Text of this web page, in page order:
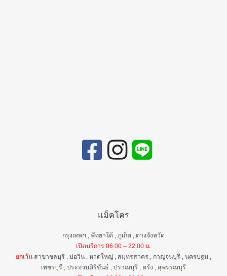
แม็คโคร
กรุงเทพฯ , พัทยาใต้ , ภูเก็ต , ต่างจังหวัด
เปิดบริการ 06.00 – 22.00 น.
ยกเว้น สาขาชลบุรี , บ่อวิน , หาดใหญ่ , สมุทรสาคร , กาญจนบุรี , นครปฐม ,
เพชรบุรี , ประจวบคิรีขันธ์ , ปราณบุรี , ตรัง , สุพรรณบุรี